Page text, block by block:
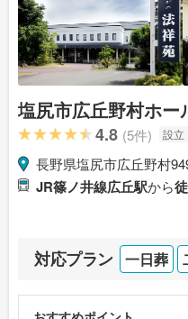
塩尻市広丘野村ホー
4.8 (5件) 設立
長野県塩尻市広丘野村
JR篠ノ井線広丘駅から
対応プラン 一日葬